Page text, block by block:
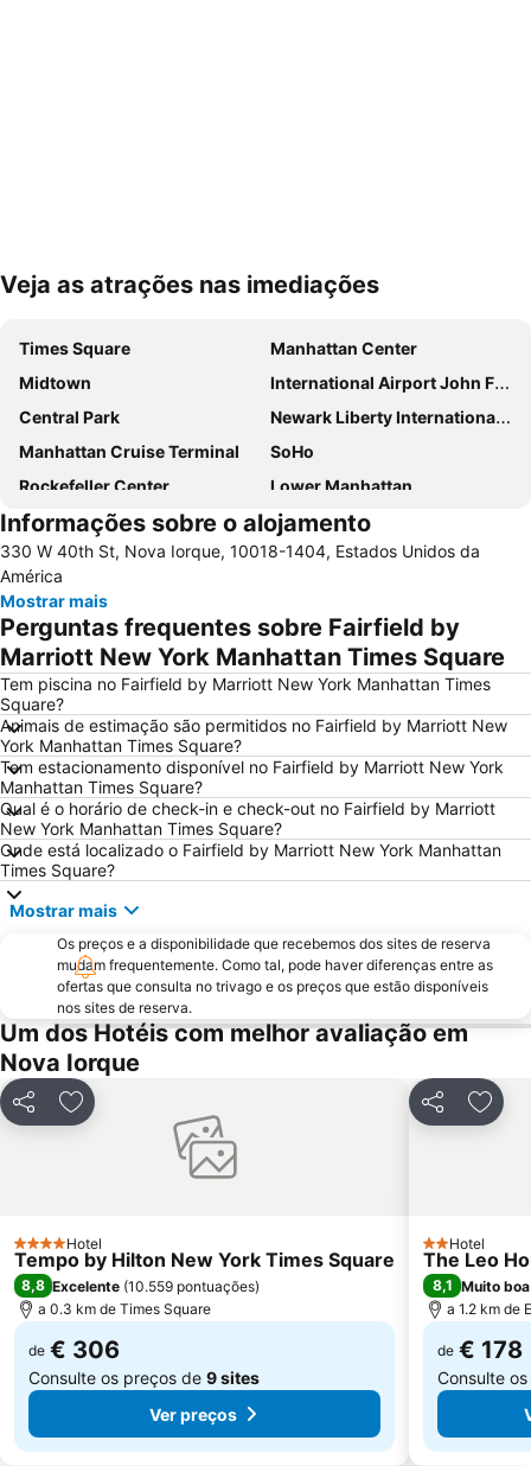
Ampliar mapa
Veja as atrações nas imediações
Times Square
Manhattan Center
Midtown
International Airport John F. Kennedy
Central Park
Newark Liberty International Airport
Manhattan Cruise Terminal
SoHo
Rockefeller Center
Lower Manhattan
Chelsea
Long Island City
Aeroporto LaGuardia
Madison Square Garden
Metrô de Nova York City
5th Ave 53rd St Metro Station
Edifício Empire State
Hell's Kitchen
Upper East Side
Times Sq 42nd St Metro Station
Broadway
Lower East Side
Pennsylvania Station
34th St Penn Station Metro Station
NYC Run
Astoria
MetLife Stadium
Greenwich Village
Macy's Herald Square 34th Street
West Village
Financial District
8th Ave Metro Station
Fifth Avenue
Ponte do Brooklyn
Little Italy
Harlem
East New York
Queens
Port Authority Central Station
Javits Center
Grande Terminal Central
Sede das Nações Unidas
Museum of the City of New York
Informações sobre o alojamento
330 W 40th St, Nova Iorque, 10018-1404, Estados Unidos da
América
Mostrar mais
Perguntas frequentes sobre Fairfield by
Marriott New York Manhattan Times Square
Tem piscina no Fairfield by Marriott New York Manhattan Times
Square?
Animais de estimação são permitidos no Fairfield by Marriott New
York Manhattan Times Square?
Tem estacionamento disponível no Fairfield by Marriott New York
Manhattan Times Square?
Qual é o horário de check-in e check-out no Fairfield by Marriott
New York Manhattan Times Square?
Onde está localizado o Fairfield by Marriott New York Manhattan
Times Square?
Mostrar mais
Os preços e a disponibilidade que recebemos dos sites de reserva
mudam frequentemente. Como tal, pode haver diferenças entre as
ofertas que consulta no trivago e os preços que estão disponíveis
nos sites de reserva.
Um dos Hotéis com melhor avaliação em
Nova Iorque
PartilharAdicionar aos favoritos
4 Estrelas
Hotel
Tempo by Hilton New York Times Square
8,8 Excelente (10.559 pontuações)
a 0.3 km de Times Square
de € 306
Consulte os preços de 9 sites
Ver preços
Partilhar
2 Estrelas
Hotel
The Leo
8,1 Muito boa
a 1.2 km de
de € 178
Consulte